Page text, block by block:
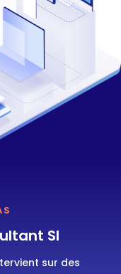
SI
sur des